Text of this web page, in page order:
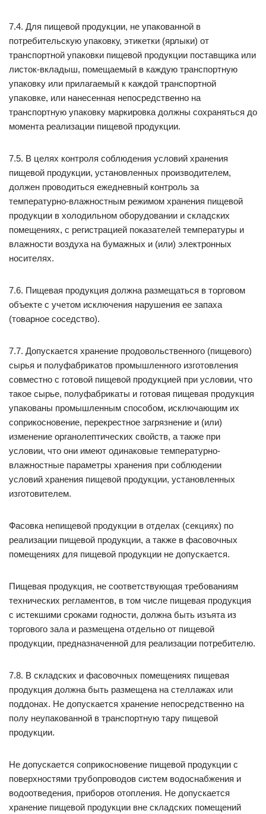
7.4. Для пищевой продукции, не упакованной в
потребительскую упаковку, этикетки (ярлыки) от
транспортной упаковки пищевой продукции поставщика или
листок-вкладыш, помещаемый в каждую транспортную
упаковку или прилагаемый к каждой транспортной
упаковке, или нанесенная непосредственно на
транспортную упаковку маркировка должны сохраняться до
момента реализации пищевой продукции.
7.5. В целях контроля соблюдения условий хранения
пищевой продукции, установленных производителем,
должен проводиться ежедневный контроль за
температурно-влажностным режимом хранения пищевой
продукции в холодильном оборудовании и складских
помещениях, с регистрацией показателей температуры и
влажности воздуха на бумажных и (или) электронных
носителях.
7.6. Пищевая продукция должна размещаться в торговом
объекте с учетом исключения нарушения ее запаха
(товарное соседство).
7.7. Допускается хранение продовольственного (пищевого)
сырья и полуфабрикатов промышленного изготовления
совместно с готовой пищевой продукцией при условии, что
такое сырье, полуфабрикаты и готовая пищевая продукция
упакованы промышленным способом, исключающим их
соприкосновение, перекрестное загрязнение и (или)
изменение органолептических свойств, а также при
условии, что они имеют одинаковые температурно-
влажностные параметры хранения при соблюдении
условий хранения пищевой продукции, установленных
изготовителем.
Фасовка непищевой продукции в отделах (секциях) по
реализации пищевой продукции, а также в фасовочных
помещениях для пищевой продукции не допускается.
Пищевая продукция, не соответствующая требованиям
технических регламентов, в том числе пищевая продукция
с истекшими сроками годности, должна быть изъята из
торгового зала и размещена отдельно от пищевой
продукции, предназначенной для реализации потребителю.
7.8. В складских и фасовочных помещениях пищевая
продукция должна быть размещена на стеллажах или
поддонах. Не допускается хранение непосредственно на
полу неупакованной в транспортную тару пищевой
продукции.
Не допускается соприкосновение пищевой продукции с
поверхностями трубопроводов систем водоснабжения и
водоотведения, приборов отопления. Не допускается
хранение пищевой продукции вне складских помещений